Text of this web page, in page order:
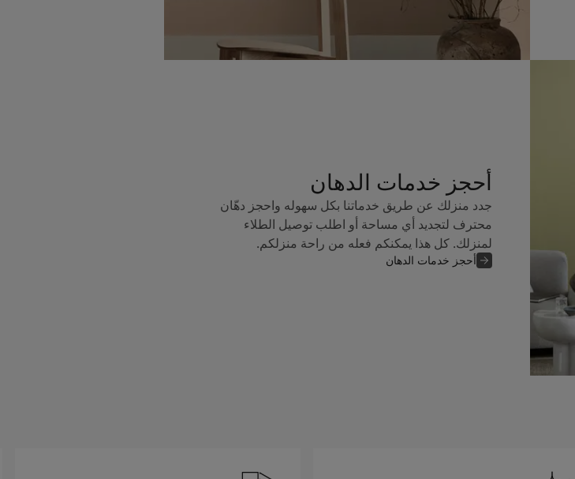
أحجز خدمات الدهان
جدد منزلك عن طريق خدماتنا بكل سهوله واحجز دهّان
محترف لتجديد أي مساحة أو اطلب توصيل الطلاء
لمنزلك. كل هذا يمكنكم فعله من راحة منزلكم.
أحجز خدمات الدهان